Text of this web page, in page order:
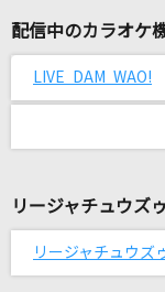
赤見かるび
[生音]青い春
back number
配信中のカラオケ
LIVE DAM WAO!
リージャチュウズ
リージャチュウズ